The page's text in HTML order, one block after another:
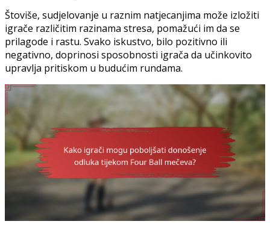
Štoviše, sudjelovanje u raznim natjecanjima može izložiti
igrače različitim razinama stresa, pomažući im da se
prilagode i rastu. Svako iskustvo, bilo pozitivno ili
negativno, doprinosi sposobnosti igrača da učinkovito
upravlja pritiskom u budućim rundama.